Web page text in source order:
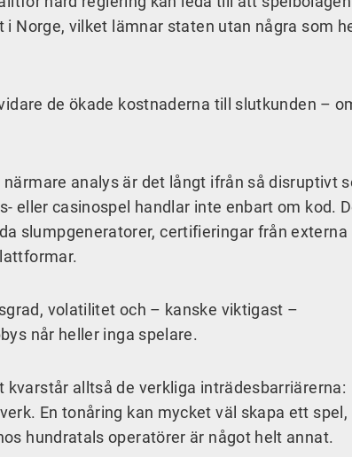
Norge, vilket lämnar staten utan några som
de ökade kostnaderna till slutkunden –
analys är det långt ifrån så disruptivt
eller casinospel handlar inte enbart om kod.
slumpgeneratorer, certifieringar från externa
volatilitet och – kanske viktigast –
når heller inga spelare.
alltså de verkliga inträdesbarriärerna:
En tonåring kan mycket väl skapa ett spel,
hundratals operatörer är något helt annat.